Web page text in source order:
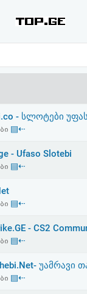
- სლოტები
▤⇠
- Ufaso Slotebi
▤⇠
▤⇠
- CS2
▤⇠
უამრავი
▤⇠